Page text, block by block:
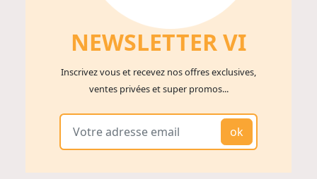
NEWSLETTER VI
Inscrivez vous et recevez nos offres exclusives,
ventes privées et super promos...
ok